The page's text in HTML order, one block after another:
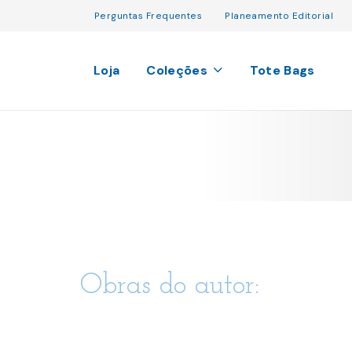
Perguntas Frequentes Planeamento Editorial
Loja Coleções Tote Bags
Obras do autor: